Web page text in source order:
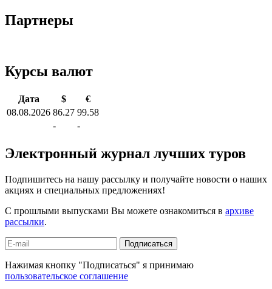
Партнеры
Курсы валют
Дата $
€
08.08.2026 86.27 99.58
-
-
Электронный журнал лучших туров
Подпишитесь на нашу рассылку и получайте новости о наших
акциях и специальных предложениях!
С прошлыми выпусками Вы можете ознакомиться в архиве
рассылки.
Подписаться
Нажимая кнопку "Подписаться" я принимаю
пользовательское соглашение